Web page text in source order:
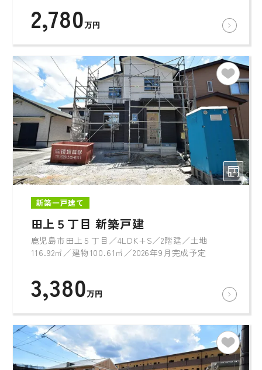
2,780万円
新築一戸建て
田上５丁目 新築戸建
鹿児島市田上５丁目／4LDK+S／2階建／土地
116.92㎡／建物100.61㎡／2026年9月完成予定
3,380万円